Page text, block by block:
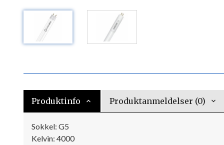
Produktinfo Produktanmeldelser (0)
Sokkel: G5
Kelvin: 4000